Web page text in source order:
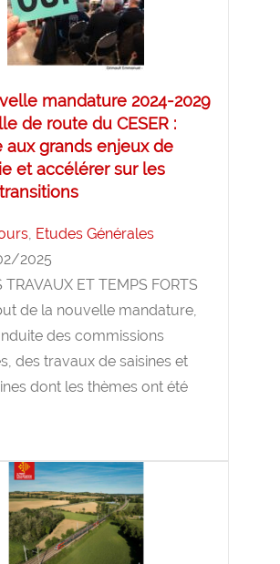
mandature 2024-2029
de route du CESER :
aux grands enjeux de
et accélérer sur les
, Etudes Générales
2025
TRAVAUX ET TEMPS FORTS
de la nouvelle mandature,
des commissions
des travaux de saisines et
dont les thèmes ont été